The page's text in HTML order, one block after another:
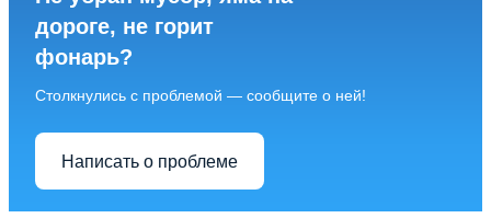
дороге, не горит
фонарь?
Столкнулись с проблемой — сообщите о ней!
Написать о проблеме